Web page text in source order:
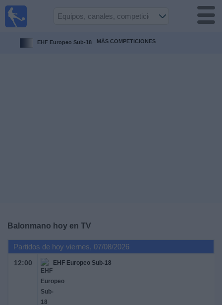
EHF Europeo Sub-18 MÁS COMPETICIONES
Balonmano hoy en TV
Partidos de hoy viernes, 07/08/2026
12:00 EHF Europeo Sub-18
Guía de
Deportes